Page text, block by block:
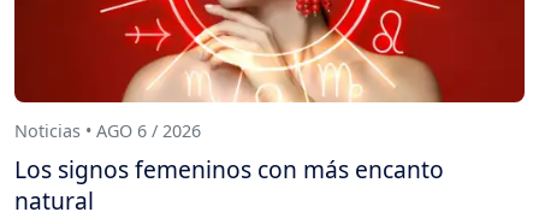
Noticias • AGO 6 / 2026
Los signos femeninos con más encanto
natural